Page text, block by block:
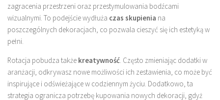
zagracenia przestrzeni oraz przestymulowania bodźcami
wizualnymi. To podejście wydłuża czas skupienia na
poszczególnych dekoracjach, co pozwala cieszyć się ich estetyką w
pełni.
Rotacja pobudza także kreatywność . Często zmieniając dodatki w
aranżacji, odkrywasz nowe możliwości ich zestawienia, co może być
inspirujące i odświeżające w codziennym życiu. Dodatkowo, ta
strategia ogranicza potrzebę kupowania nowych dekoracji, gdyż